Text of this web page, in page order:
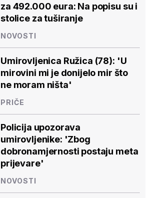
za 492.000 eura: Na popisu su i
stolice za tuširanje
NOVOSTI
Umirovljenica Ružica (78): 'U
mirovini mi je donijelo mir što
ne moram ništa'
PRIČE
Policija upozorava
umirovljenike: 'Zbog
dobronamjernosti postaju meta
prijevare'
NOVOSTI